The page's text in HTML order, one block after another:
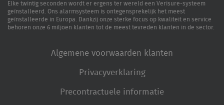
Elke twintig seconden wordt er ergens ter wereld een Verisure-systeem
geïnstalleerd. Ons alarmsysteem is ontegensprekelijk het meest
geïnstalleerde in Europa. Dankzij onze sterke focus op kwaliteit en service
behoren onze 6 miljoen klanten tot de meest tevreden klanten in de sector.
Algemene voorwaarden klanten
Privacyverklaring
Precontractuele informatie